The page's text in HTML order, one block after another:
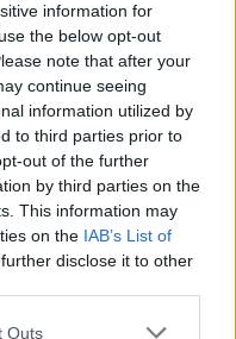
information for
the below opt-out
note that after your
continue seeing
information utilized by
to third parties prior to
out of the further
by third parties on the
This information may
on the IAB’s List of
disclose it to other
one or more Google
Outs
vagyunk…
visszatalálni,
[…] akkor
nem keresünk, és
de nem találunk,
keresünk, de
a
kis könyvnek. Ám
megvár bennünket,